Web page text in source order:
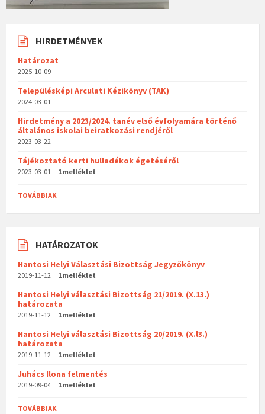
HIRDETMÉNYEK
Határozat
2025-10-09
Településképi Arculati Kézikönyv (TAK)
2024-03-01
Hirdetmény a 2023/2024. tanév első évfolyamára történő
általános iskolai beiratkozási rendjéről
2023-03-22
Tájékoztató kerti hulladékok égetéséről
2023-03-01 1 melléklet
TOVÁBBIAK
HATÁROZATOK
Hantosi Helyi Választási Bizottság Jegyzőkönyv
2019-11-12 1 melléklet
Hantosi Helyi választási Bizottság 21/2019. (X.13.)
határozata
2019-11-12 1 melléklet
Hantosi Helyi választási Bizottság 20/2019. (X.l3.)
határozata
2019-11-12 1 melléklet
Juhács Ilona felmentés
2019-09-04 1 melléklet
TOVÁBBIAK